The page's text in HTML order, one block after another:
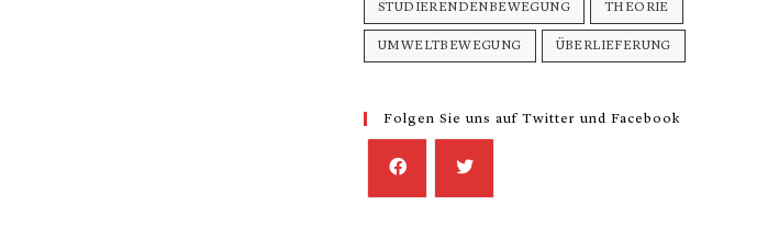
STUDIERENDENBEWEGUNG THEORIE
UMWELTBEWEGUNG ÜBERLIEFERUNG
Folgen Sie uns auf Twitter und Facebook